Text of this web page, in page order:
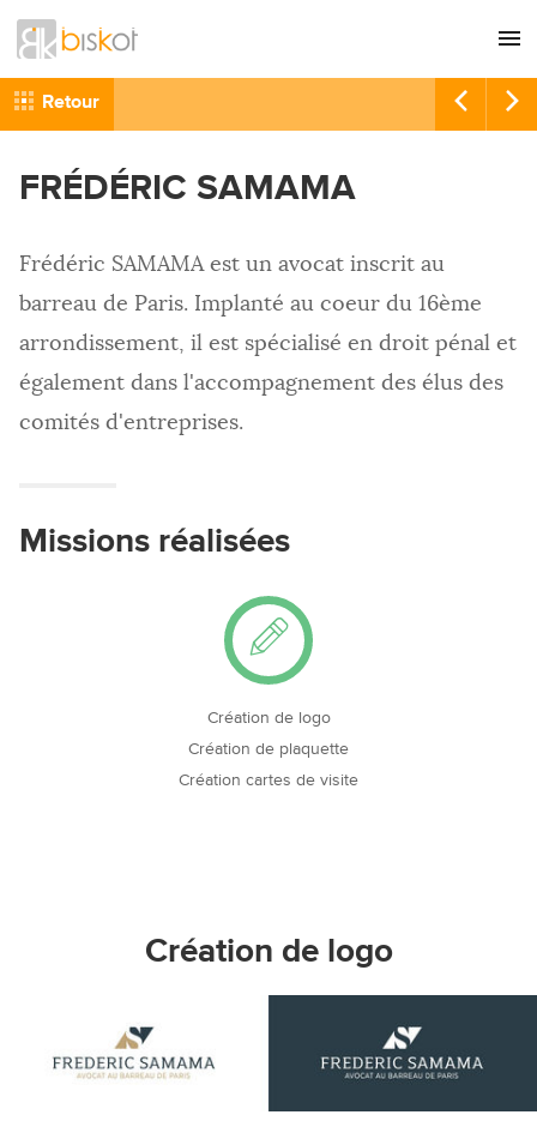
Recrutement
SITES INTERNET
HÉBERGEMENT
IMPRESSION
Retour
FRÉDÉRIC SAMAMA
Frédéric SAMAMA est un avocat inscrit au
barreau de Paris. Implanté au coeur du 16ème
arrondissement, il est spécialisé en droit pénal et
également dans l'accompagnement des élus des
comités d'entreprises.
Missions réalisées
Création de logo
Création de plaquette
Création cartes de visite
Création de logo